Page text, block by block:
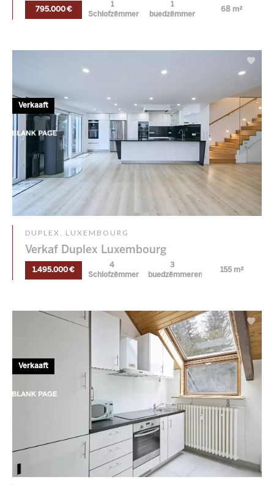
795.000 €
1
Schlofzëmmer
1
buedzëmmer
68 m²
DUPLEX, LUXEMBOURG
Verkaf Duplex Luxembourg
1.495.000 €
4
Schlofzëmmer
3
buedzëmmeren
155 m²
Verkaaft
Verkaaft